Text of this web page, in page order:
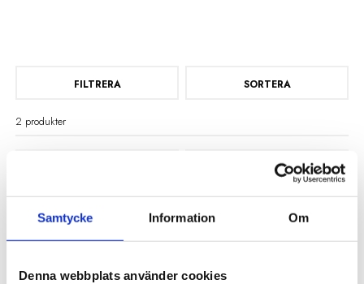
Samtycke Information Om
Denna webbplats använder cookies
FILTRERA SORTERA
2 produkter